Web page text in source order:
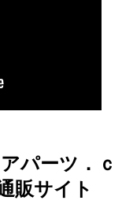
パーツ．ｃ
販サイト